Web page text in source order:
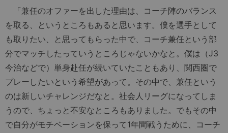
「兼任のオファーを出した理由は、コーチ陣のバランス
を取る、というところもあると思います。僕を選手として
も取りたい、と思ってもらった中で、コーチ兼任という部
分でマッチしたっていうところじゃないかなと。僕は（J3
今治などで）単身赴任が続いていたこともあり、関西圏で
プレーしたいという希望があって。その中で、兼任という
のは新しいチャレンジだなと。社会人リーグになってしま
うので、ちょっと不安なところもありました。でもその中
で自分がモチベーションを保って1年間戦うために、コーチ